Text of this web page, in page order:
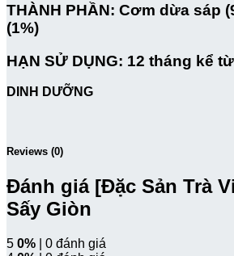
THÀNH PHẦN: Cơm dừa sáp
(1%)
HẠN SỬ DỤNG: 12 tháng kể
DINH DƯỠNG
Reviews (0)
Đánh giá [Đặc Sản Trà
Sấy Giòn
5 0% | 0 đánh giá